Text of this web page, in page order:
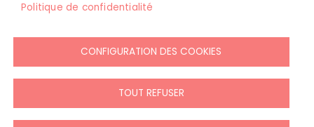
Contact
Politique de confidentialité
CONFIGURATION DES COOKIES
TOUT REFUSER